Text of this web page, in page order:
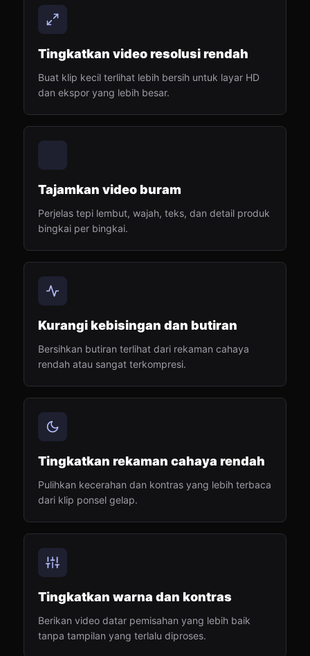
Tingkatkan video resolusi rendah
Buat klip kecil terlihat lebih bersih untuk layar HD
dan ekspor yang lebih besar.
Tajamkan video buram
Perjelas tepi lembut, wajah, teks, dan detail produk
bingkai per bingkai.
Kurangi kebisingan dan butiran
Bersihkan butiran terlihat dari rekaman cahaya
rendah atau sangat terkompresi.
Tingkatkan rekaman cahaya rendah
Pulihkan kecerahan dan kontras yang lebih terbaca
dari klip ponsel gelap.
Tingkatkan warna dan kontras
Berikan video datar pemisahan yang lebih baik
tanpa tampilan yang terlalu diproses.